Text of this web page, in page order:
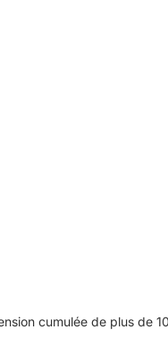
cumulée de plus de